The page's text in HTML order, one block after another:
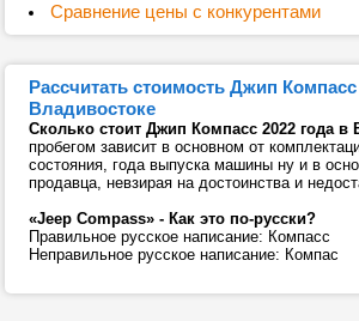
Сравнение цены с конкурентами
Рассчитать стоимость Джип Компасс
Владивостоке
Сколько стоит Джип Компасс 2022 года в
пробегом зависит в основном от
состояния, года выпуска машины ну и в
продавца, невзирая на достоинства и
«Jeep Compass» - Как это по-русски?
Правильное русское написание: Компасс
Неправильное русское написание: Компас